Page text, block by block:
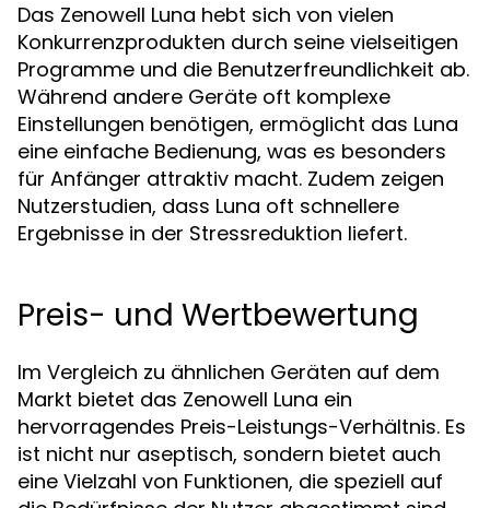
Das Zenowell Luna hebt sich von vielen
Konkurrenzprodukten durch seine vielseitigen
Programme und die Benutzerfreundlichkeit ab.
Während andere Geräte oft komplexe
Einstellungen benötigen, ermöglicht das Luna
eine einfache Bedienung, was es besonders
für Anfänger attraktiv macht. Zudem zeigen
Nutzerstudien, dass Luna oft schnellere
Ergebnisse in der Stressreduktion liefert.
Preis- und Wertbewertung
Im Vergleich zu ähnlichen Geräten auf dem
Markt bietet das Zenowell Luna ein
hervorragendes Preis-Leistungs-Verhältnis. Es
ist nicht nur aseptisch, sondern bietet auch
eine Vielzahl von Funktionen, die speziell auf